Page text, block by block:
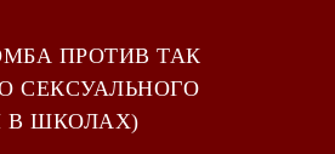
ПРОТИВ ТАК
СЕКСУАЛЬНОГО
В ШКОЛАХ)